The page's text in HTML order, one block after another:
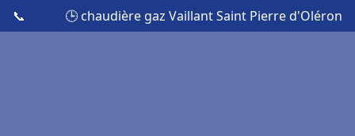
📞 🕒 chaudière gaz Vaillant Saint Pierre d'Oléron